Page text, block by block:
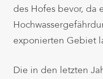
des Hofes bevor, da
exponierten Gebiet
Die in den letzten